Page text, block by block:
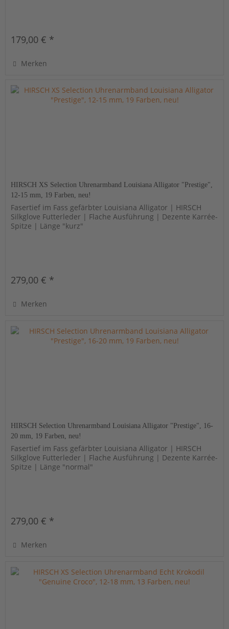
179,00 € *
Merken
HIRSCH XS Selection Uhrenarmband Louisiana Alligator "Prestige",
12-15 mm, 19 Farben, neu!
Fasertief im Fass gefärbter Louisiana Alligator | HIRSCH
Silkglove Futterleder | Flache Ausführung | Dezente Karrée-
Spitze | Länge "kurz"
279,00 € *
Merken
HIRSCH Selection Uhrenarmband Louisiana Alligator "Prestige", 16-
20 mm, 19 Farben, neu!
Fasertief im Fass gefärbter Louisiana Alligator | HIRSCH
Silkglove Futterleder | Flache Ausführung | Dezente Karrée-
Spitze | Länge "normal"
279,00 € *
Merken